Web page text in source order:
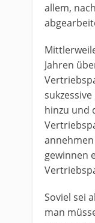
allem,
Jahren
hinzu und
gewinnen
Soviel sei
man